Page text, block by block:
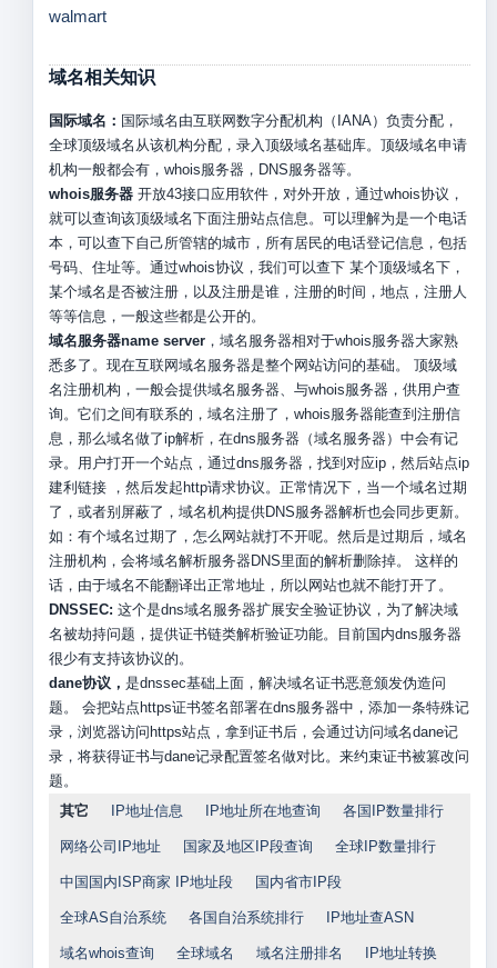
walmart
域名相关知识
国际域名： 国际域名由互联网数字分配机构（IANA）负责分配，
全球顶级域名从该机构分配，录入顶级域名基础库。顶级域名申请
机构一般都会有，whois服务器，DNS服务器等。
whois服务器开放43接口应用软件，对外开放，通过whois协议，
就可以查询该顶级域名下面注册站点信息。可以理解为是一个电话
本，可以查下自己所管辖的城市，所有居民的电话登记信息，包括
号码、住址等。通过whois协议，我们可以查下 某个顶级域名下，
某个域名是否被注册，以及注册是谁，注册的时间，地点，注册人
等等信息，一般这些都是公开的。
域名服务器name server，域名服务器相对于whois服务器大家熟
悉多了。现在互联网域名服务器是整个网站访问的基础。 顶级域
名注册机构，一般会提供域名服务器、与whois服务器，供用户查
询。它们之间有联系的，域名注册了，whois服务器能查到注册信
息，那么域名做了ip解析，在dns服务器（域名服务器）中会有记
录。用户打开一个站点，通过dns服务器，找到对应ip，然后站点ip
建利链接 ，然后发起http请求协议。正常情况下，当一个域名过期
了，或者别屏蔽了，域名机构提供DNS服务器解析也会同步更新。
如：有个域名过期了，怎么网站就打不开呢。然后是过期后，域名
注册机构，会将域名解析服务器DNS里面的解析删除掉。 这样的
话，由于域名不能翻译出正常地址，所以网站也就不能打开了。
DNSSEC: 这个是dns域名服务器扩展安全验证协议，为了解决域
名被劫持问题，提供证书链类解析验证功能。目前国内dns服务器
很少有支持该协议的。
dane协议， 是dnssec基础上面，解决域名证书恶意颁发伪造问
题。 会把站点https证书签名部署在dns服务器中，添加一条特殊记
录，浏览器访问https站点，拿到证书后，会通过访问域名dane记
录，将获得证书与dane记录配置签名做对比。来约束证书被篡改问
题。
其它
IP地址信息 IP地址所在地查询 各国IP数量排行
网络公司IP地址 国家及地区IP段查询 全球IP数量排行
中国国内ISP商家 IP地址段 国内省市IP段
全球AS自治系统 各国自治系统排行 IP地址查ASN
域名whois查询 全球域名 域名注册排名 IP地址转换